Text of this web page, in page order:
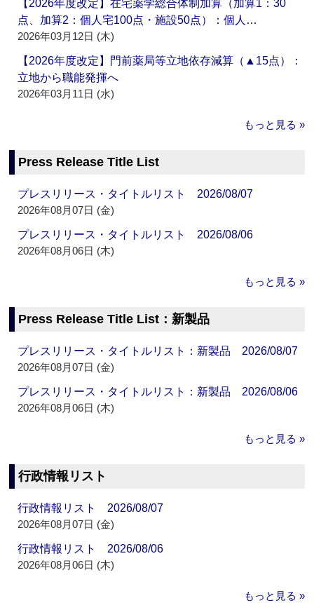
【2026年度改定】在宅薬学総合体制加算（加算1：30
点、加算2：個人宅100点・施設50点）：個人…
2026年03月12日 (木)
【2026年度改定】門前薬局等立地依存減算（▲15点）：
立地から職能発揮へ
2026年03月11日 (水)
もっと見る »
Press Release Title List
プレスリリース・タイトルリスト 2026/08/07
2026年08月07日 (金)
プレスリリース・タイトルリスト 2026/08/06
2026年08月06日 (木)
もっと見る »
Press Release Title List：新製品
プレスリリース・タイトルリスト：新製品 2026/08/07
2026年08月07日 (金)
プレスリリース・タイトルリスト：新製品 2026/08/06
2026年08月06日 (木)
もっと見る »
行政情報リスト
行政情報リスト 2026/08/07
2026年08月07日 (金)
行政情報リスト 2026/08/06
2026年08月06日 (木)
もっと見る »